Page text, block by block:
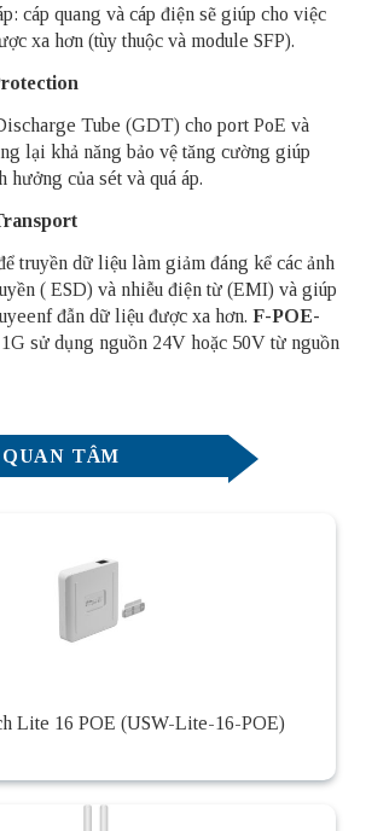
cáp quang và cáp điện sẽ giúp cho việc
xa hơn (tùy thuộc và module SFP).
Tube (GDT) cho port PoE và
lại khả năng bảo vệ tăng cường giúp
của sét và quá áp.
truyền dữ liệu làm giảm đáng kể các ảnh
( ESD) và nhiễu điện từ (EMI) và giúp
đẫn dữ liệu được xa hơn. F-POE-
sử dụng nguồn 24V hoặc 50V từ nguồn
TÂM
Lite 16 POE (USW-Lite-16-POE)